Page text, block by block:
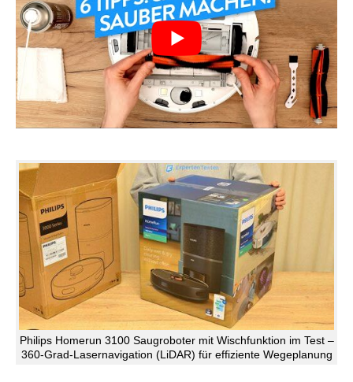
Philips Homerun 3100 Saugroboter mit Wischfunktion im Test –
360-Grad-Lasernavigation (LiDAR) für effiziente Wegeplanung